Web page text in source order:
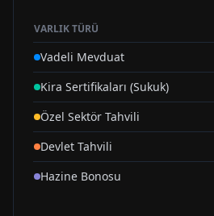
VARLIK TÜRÜ
Vadeli Mevduat
Kira Sertifikaları (Sukuk)
Özel Sektör Tahvili
Devlet Tahvili
Hazine Bonosu